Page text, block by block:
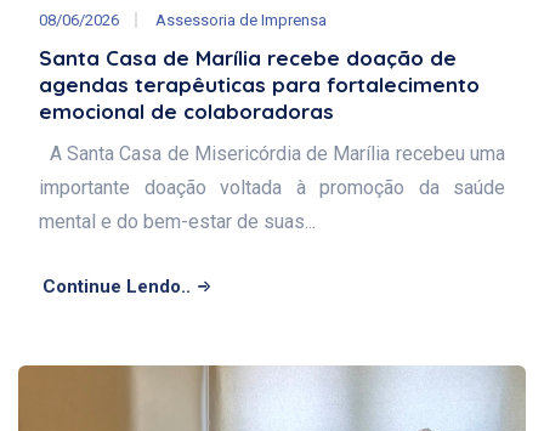
08/06/2026 Assessoria de Imprensa
Santa Casa de Marília recebe doação de
agendas terapêuticas para fortalecimento
emocional de colaboradoras
A Santa Casa de Misericórdia de Marília recebeu uma
importante doação voltada à promoção da saúde
mental e do bem-estar de suas...
Continue Lendo..